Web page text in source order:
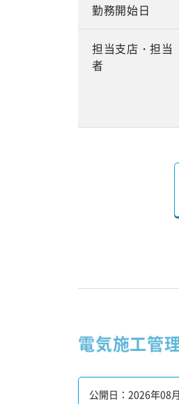
勤務開始日
担当支店・担当
者
電気施工管
公開日：2026年08